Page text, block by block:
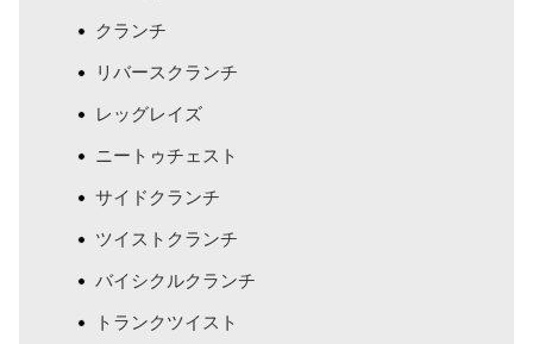
クランチ
リバースクランチ
レッグレイズ
ニートゥチェスト
サイドクランチ
ツイストクランチ
バイシクルクランチ
トランクツイスト